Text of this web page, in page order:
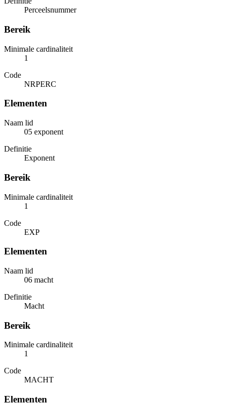
Perceelsnummer
Bereik
Minimale cardinaliteit
1
Code
NRPERC
Elementen
Naam lid
05 exponent
Definitie
Exponent
Bereik
Minimale cardinaliteit
1
Code
EXP
Elementen
Naam lid
06 macht
Definitie
Macht
Bereik
Minimale cardinaliteit
1
Code
MACHT
Elementen